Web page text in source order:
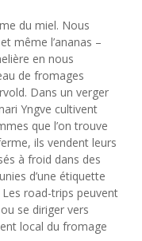
du miel. Nous
même l’ananas –
en nous
de fromages
Dans un verger
Yngve cultivent
que l’on trouve
ils vendent leurs
à froid dans des
d’une étiquette
road-trips peuvent
se diriger vers
local du fromage